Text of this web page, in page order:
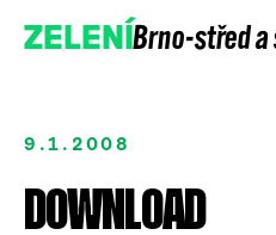
ZELENÍBrno-střed
9.1.2008
DOWNLOAD